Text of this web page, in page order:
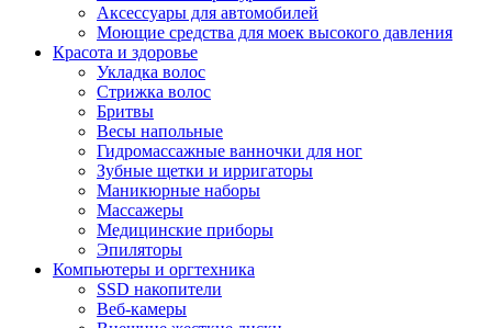
Аксессуары для автомобилей
Моющие средства для моек высокого давления
Красота и здоровье
Укладка волос
Стрижка волос
Бритвы
Весы напольные
Гидромассажные ванночки для ног
Зубные щетки и ирригаторы
Маникюрные наборы
Массажеры
Медицинские приборы
Эпиляторы
Компьютеры и оргтехника
SSD накопители
Веб-камеры